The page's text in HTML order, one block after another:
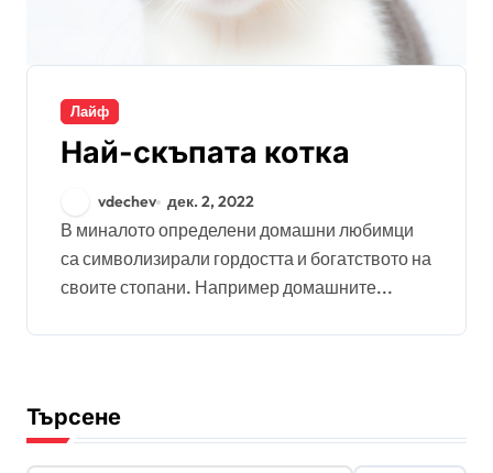
Лайф
Най-скъпата котка
vdechev дек. 2, 2022
В миналото определени домашни любимци
са символизирали гордостта и богатството на
своите стопани. Например домашните...
Търсене